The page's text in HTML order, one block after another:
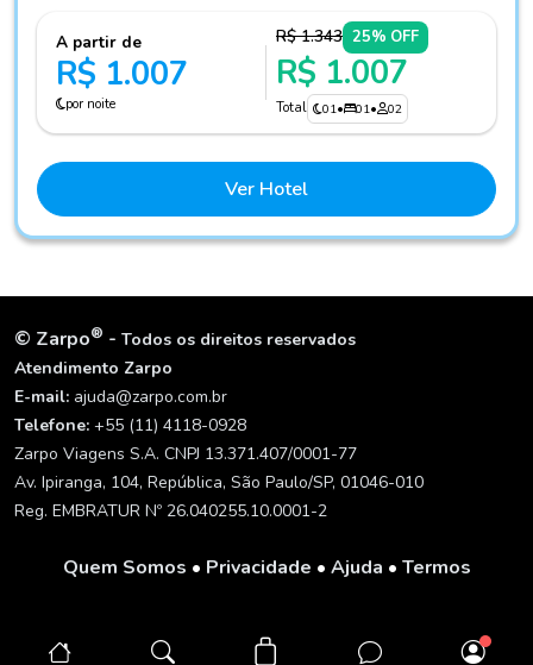
A partir de
R$ 1.007
por noite
R$ 1.343 25% OFF
R$ 1.007
Total 01• 01• 02
Ver Hotel
© Zarpo® - Todos os direitos reservados
Atendimento Zarpo
E-mail: ajuda@zarpo.com.br
Telefone: +55 (11) 4118-0928
Zarpo Viagens S.A. CNPJ 13.371.407/0001-77
Av. Ipiranga, 104, República, São Paulo/SP, 01046-010
Reg. EMBRATUR Nº 26.040255.10.0001-2
Quem Somos • Privacidade • Ajuda • Termos